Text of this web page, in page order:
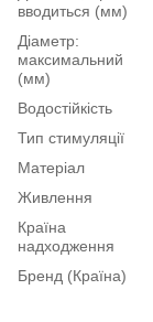
вводиться (мм)
Діаметр:
максимальний
(мм)
Водостійкість
Тип стимуляції
Матеріал
Живлення
Країна
надходження
Бренд (Країна)